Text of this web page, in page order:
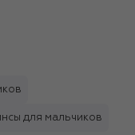
для мальчиков